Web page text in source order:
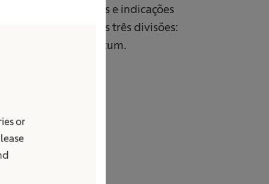
or
áreas terapêuticas e indicações
são servidas pelas três divisões:
Aesculap e Avitum.